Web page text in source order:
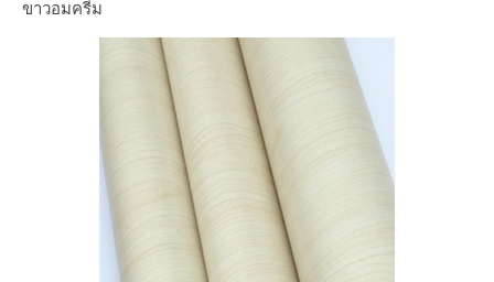
ขาวอมครีม